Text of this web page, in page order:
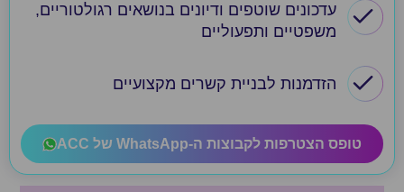
עדכונים שוטפים ודיונים בנושאים רגולטוריים,
משפטיים ותפעוליים
הזדמנות לבניית קשרים מקצועיים
טופס הצטרפות לקבוצות ה-WhatsApp של ACC